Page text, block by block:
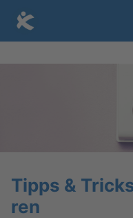
content
Tipps &
ren